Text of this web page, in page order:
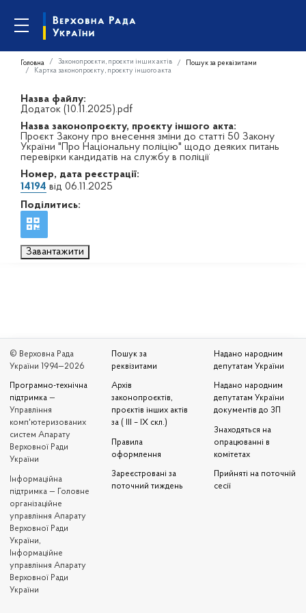
Головна Законопроєкти, проєкти інших актів
Пошук за реквізитами
Картка законопроєкту, проєкту іншого акта
Назва файлу:
Додаток (10.11.2025).pdf
Назва законопроєкту, проєкту іншого акта:
Проєкт Закону про внесення зміни до статті 50 Закону
України "Про Національну поліцію" щодо деяких питань
перевірки кандидатів на службу в поліції
Номер, дата реєстрації:
14194 від 06.11.2025
Поділитись:
Завантажити
© Верховна Рада
України 1994—2026
Програмно-технічна
підтримка —
Управління
комп'ютеризованих
систем Апарату
Верховної Ради
України
Iнформаційна
підтримка — Головне
організаційне
управління Апарату
Верховної Ради
України,
Інформаційне
управління Апарату
Верховної Ради
України
Пошук за
реквізитами
Архів
законопроєктів,
проєктів інших актів
за ( III – IX скл.)
Правила
оформлення
Зареєстровані за
поточний тиждень
Надано народним
депутатам України
Надано народним
депутатам України
документів до ЗП
Знаходяться на
опрацюванні в
комітетах
Прийняті на поточній
сесії